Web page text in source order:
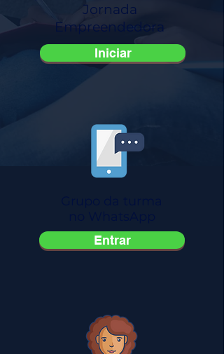
Jornada
Empreendedora
Iniciar
Entrar